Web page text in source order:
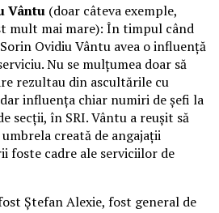
Vântu (doar câteva exemple,
mult mai mare): În timpul când
Ovidiu Vântu avea o influenţă
Nu se mulţumea doar să
rezultau din ascultările cu
influenţa chiar numiri de şefi la
secţii, în SRI. Vântu a reuşit să
creată de angajaţii
foste cadre ale serviciilor de
Ştefan Alexie, fost general de